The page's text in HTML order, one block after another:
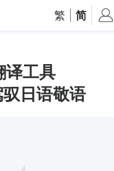
繁 简
译工具
日语敬语